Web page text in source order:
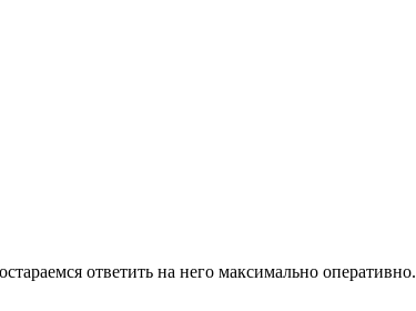
ответить на него максимально оперативно.